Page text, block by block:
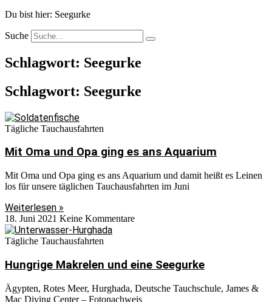
Du bist hier: Seegurke
Suche
Schlagwort: Seegurke
Schlagwort: Seegurke
Tägliche Tauchausfahrten
Mit Oma und Opa ging es ans Aquarium
Mit Oma und Opa ging es ans Aquarium und damit heißt es Leinen
los für unsere täglichen Tauchausfahrten im Juni
Weiterlesen »
18. Juni 2021 Keine Kommentare
Tägliche Tauchausfahrten
Hungrige Makrelen und eine Seegurke
Ägypten, Rotes Meer, Hurghada, Deutsche Tauchschule, James &
Mac Diving Center – Fotonachweis